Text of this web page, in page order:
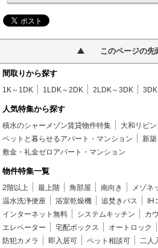
このページの先
間取りから探す
1K～1DK 1LDK～2DK 2LDK～3DK
人気特集から探す
積水のシャーメゾン賃貸物件特集
大和リビ
ペットと暮らせるアパート・マンション
新
敷金・礼金ゼロアパート・マンション
物件特集一覧
2階以上 最上階 角部屋 南向き メゾネ
温水洗浄便座
浴室乾燥機 追焚きバス IH
インターネット無料
システムキッチン カ
エレベーター
宅配ボックス オートロック
防犯カメラ
即入居可 ペット相談可
二人